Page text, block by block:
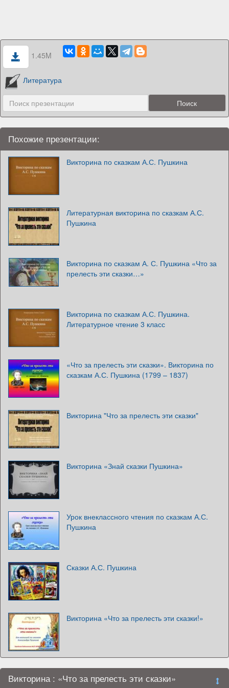
1.45M
Литература
Похожие презентации:
Викторина по сказкам А.С. Пушкина
Литературная викторина по сказкам А.С.
Пушкина
Викторина по сказкам А. С. Пушкина «Что за
прелесть эти сказки…»
Викторина по сказкам А.С. Пушкина.
Литературное чтение 3 класс
«Что за прелесть эти сказки». Викторина по
сказкам А.С. Пушкина (1799 – 1837)
Викторина "Что за прелесть эти сказки"
Викторина «Знай сказки Пушкина»
Урок внеклассного чтения по сказкам А.С.
Пушкина
Сказки А.С. Пушкина
Викторина «Что за прелесть эти сказки!»
Викторина : «Что за прелесть эти сказки»